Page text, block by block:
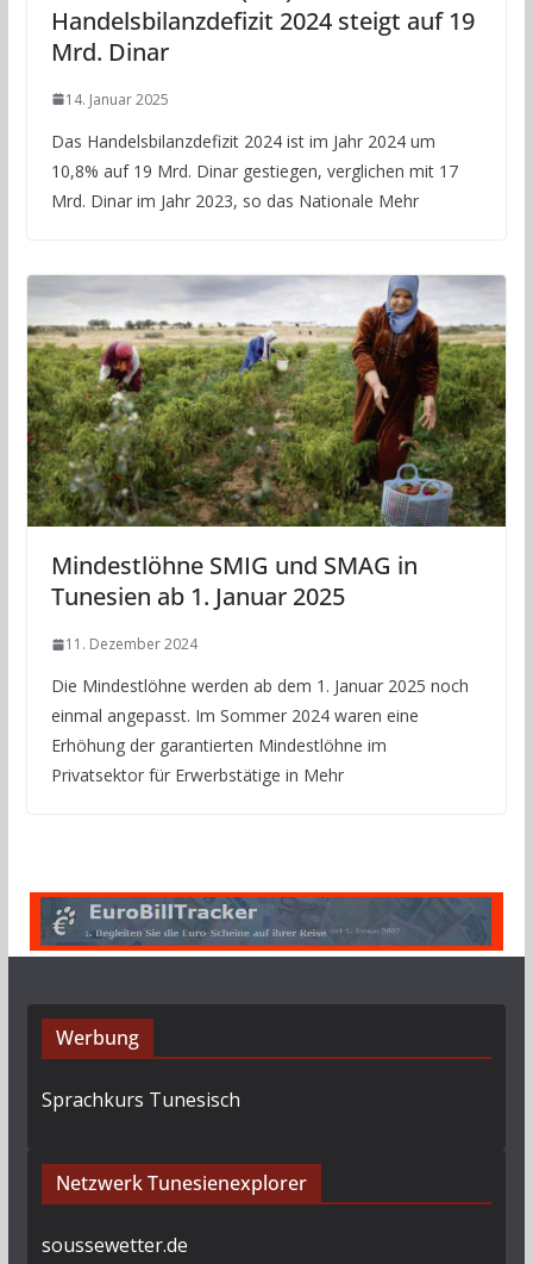
Handelsbilanzdefizit 2024 steigt auf 19
Mrd. Dinar
14. Januar 2025
Das Handelsbilanzdefizit 2024 ist im Jahr 2024 um
10,8% auf 19 Mrd. Dinar gestiegen, verglichen mit 17
Mrd. Dinar im Jahr 2023, so das Nationale Mehr
Mindestlöhne SMIG und SMAG in
Tunesien ab 1. Januar 2025
11. Dezember 2024
Die Mindestlöhne werden ab dem 1. Januar 2025 noch
einmal angepasst. Im Sommer 2024 waren eine
Erhöhung der garantierten Mindestlöhne im
Privatsektor für Erwerbstätige in Mehr
Werbung
Sprachkurs Tunesisch
Netzwerk Tunesienexplorer
soussewetter.de